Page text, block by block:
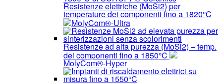
Resistenze elettriche (MoSi2) per
temperature dei componenti fino a 1820°C
MolyCom®-Ultra
Resistenze ad alta purezza (MoSi2) – temp.
dei componenti fino a 1850°C
MolyCom®-Hyper